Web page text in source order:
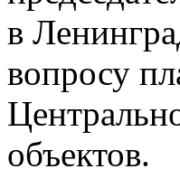
в
вопросу
объектов.